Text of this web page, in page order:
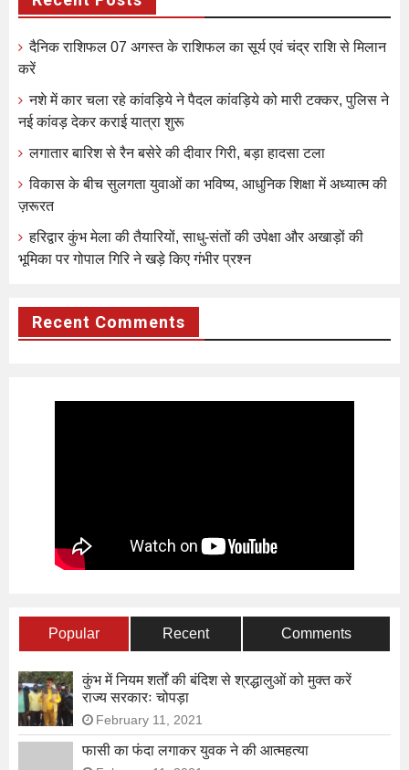
दैनिक राशिफल 07 अगस्त के राशिफल का सूर्य एवं चंद्र राशि से मिलान
करें
नशे में कार चला रहे कांवड़िये ने पैदल कांवड़िये को मारी टक्कर, पुलिस ने
नई कांवड़ देकर कराई यात्रा शुरू
लगातार बारिश से रैन बसेरे की दीवार गिरी, बड़ा हादसा टला
विकास के बीच सुलगता युवाओं का भविष्य, आधुनिक शिक्षा में अध्यात्म की
ज़रूरत
हरिद्वार कुंभ मेला की तैयारियों, साधु-संतों की उपेक्षा और अखाड़ों की
भूमिका पर गोपाल गिरि ने खड़े किए गंभीर प्रश्न
Recent Comments
Popular Recent Comments
कुंभ में नियम शर्तों की बंदिश से श्रद्धालुओं को मुक्त करें
राज्य सरकारः चोपड़ा
February 11, 2021
फासी का फंदा लगाकर युवक ने की आत्महत्या